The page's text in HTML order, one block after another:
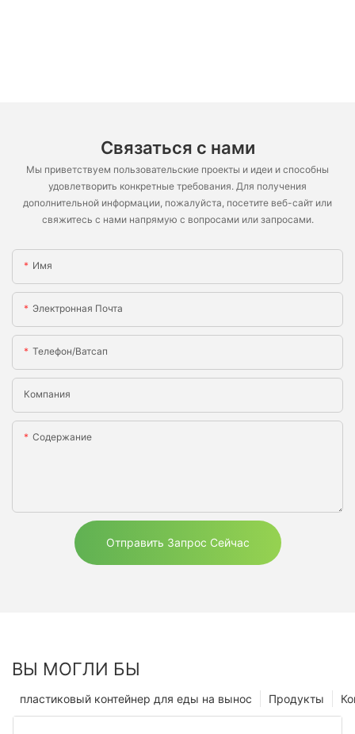
Связаться с нами
Мы приветствуем пользовательские проекты и идеи и способны
удовлетворить конкретные требования. Для получения
дополнительной информации, пожалуйста, посетите веб-сайт или
свяжитесь с нами напрямую с вопросами или запросами.
Имя
Электронная Почта
Телефон/ватсап
Компания
Содержание
Отправить Запрос Сейчас
ВЫ МОГЛИ БЫ
Продукты
пластиковый контейнер для еды на вынос